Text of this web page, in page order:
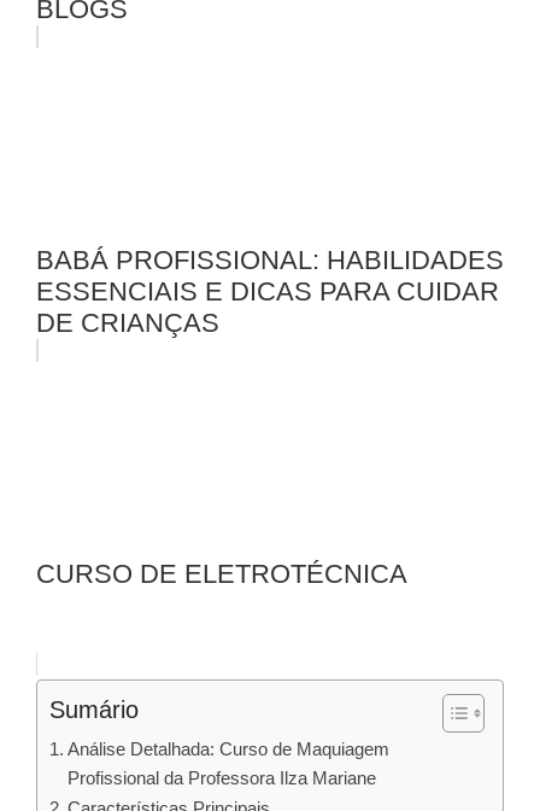
BLOGS
BABÁ PROFISSIONAL: HABILIDADES
ESSENCIAIS E DICAS PARA CUIDAR
DE CRIANÇAS
CURSO DE ELETROTÉCNICA
Sumário
Análise Detalhada: Curso de Maquiagem
Profissional da Professora Ilza Mariane